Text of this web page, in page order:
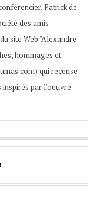
Patrick de
des amis
site Web "Alexandre
hommages et
qui recense
par l'oeuvre